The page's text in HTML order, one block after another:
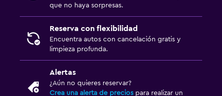
que no haya sorpresas.
Reserva con flexibilidad
Encuentra autos con cancelación gratis y
limpieza profunda.
Alertas
¿Aún no quieres reservar?
Crea una alerta de precios para realizar un